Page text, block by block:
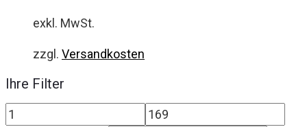
exkl. MwSt.
zzgl. Versandkosten
Ihre Filter